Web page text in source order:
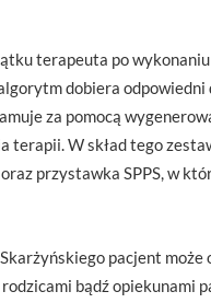
terapeuta po
dobiera
za pomocą
W skład tego
przystawka SPPS, w
pacjent
bądź opiekunami